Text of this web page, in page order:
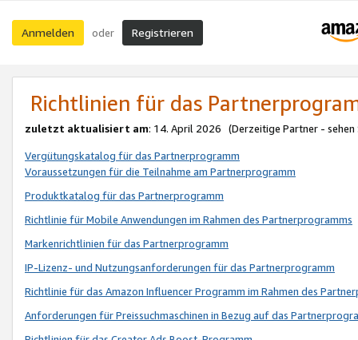
Anmelden oder Registrieren
Richtlinien für das
zuletzt aktualisiert am: 14. April 2026 (Derzeitige Partner - sehen
Vergütungskatalog für das Partnerprogramm
Voraussetzungen für die Teilnahme am Partnerprogramm
Produktkatalog für das Partnerprogramm
Richtlinie für Mobile Anwendungen im Rahmen des Partnerprogramms
Markenrichtlinien für das Partnerprogramm
IP-Lizenz- und Nutzungsanforderungen für das Partnerprogramm
Richtlinie für das Amazon Influencer Programm im Rahmen des
Anforderungen für Preissuchmaschinen in Bezug auf das